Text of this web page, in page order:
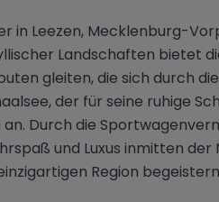
in Leezen, Mecklenburg-
Landschaften bietet
gleiten, die sich durch
der für seine ruhige
Durch die
und Luxus inmitten
Region